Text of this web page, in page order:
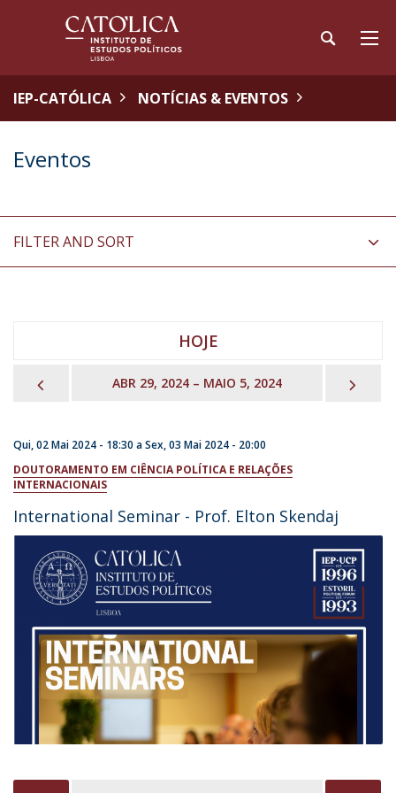
IEP-CATÓLICA NOTÍCIAS & EVENTOS
Eventos
FILTER AND SORT
HOJE
PREVIOUSABR 29, 2024 – MAIO 5, 2024
Qui, 02 Mai 2024 - 18:30 aSex, 03 Mai 2024 - 20:00
DOUTORAMENTO EM CIÊNCIA POLÍTICA E RELAÇÕES
INTERNACIONAIS
International Seminar - Prof. Elton Skendaj